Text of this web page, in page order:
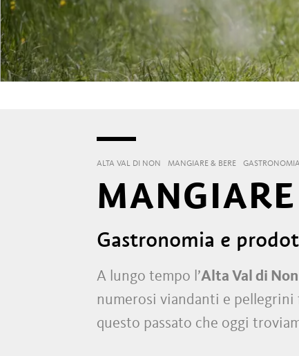
ALTA VAL DI NON MANGIARE & BERE
Gastronomia e
A lungo tempo l’Alta Val di Non
numerosi viandanti e pellegrini
questo passato che oggi